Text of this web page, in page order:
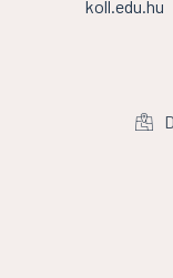
koll.edu.hu